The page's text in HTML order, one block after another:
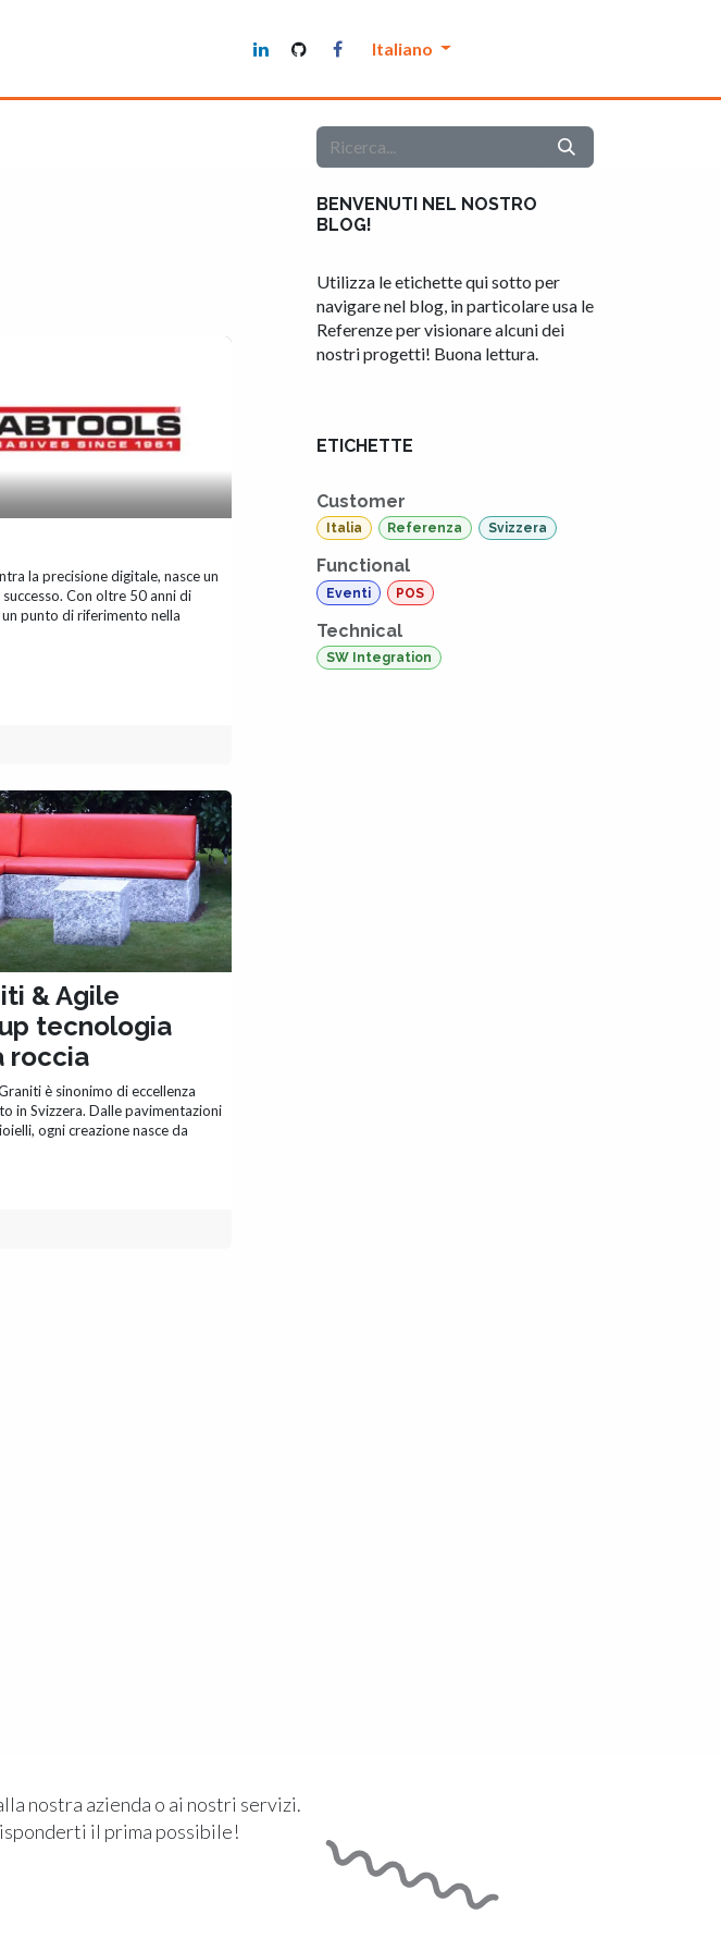
Manutenthor Italiano
la precisione digitale, nasce un
Con oltre 50 anni di
punto di riferimento nella
& Agile
tecnologia
roccia
è sinonimo di eccellenza
in Svizzera. Dalle pavimentazioni
ogni creazione nasce da
BENVENUTI NEL NOSTRO
BLOG!
Utilizza le etichette qui sotto per
navigare nel blog, in particolare usa le
Referenze per visionare alcuni dei
nostri progetti! Buona lettura.
ETICHETTE
Customer
Italia Referenza Svizzera
Functional
Eventi POS
Technical
SW Integration
nostra azienda o ai nostri servizi.
il prima possibile!